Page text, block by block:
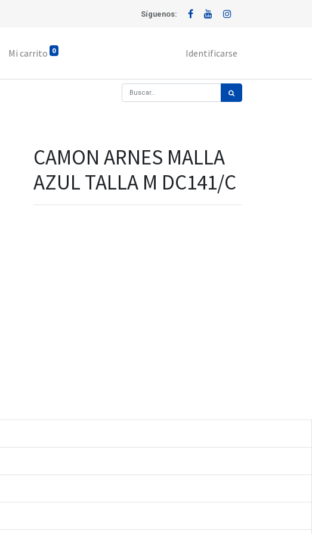
Síguenos:
Mi carrito 0 Identificarse
CAMON ARNES MALLA
AZUL TALLA M DC141/C